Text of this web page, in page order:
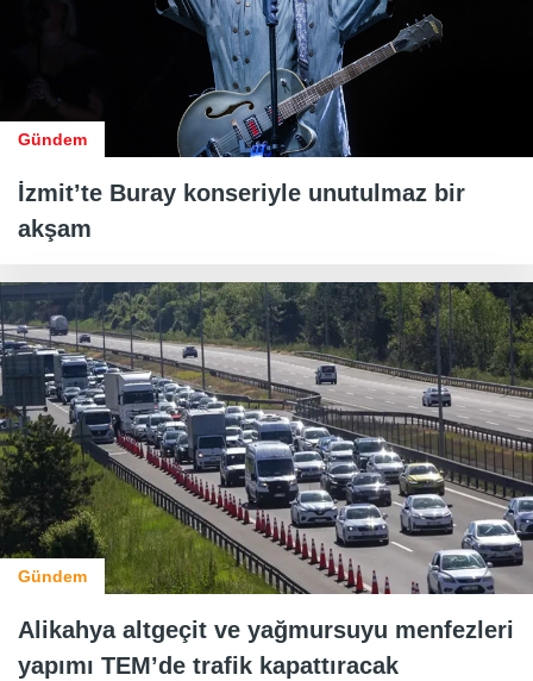
Gündem
İzmit’te Buray konseriyle unutulmaz bir
akşam
Gündem
Alikahya altgeçit ve yağmursuyu menfezleri
yapımı TEM’de trafik kapattıracak